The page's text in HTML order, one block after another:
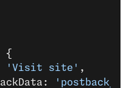
{
'Visit site' ,